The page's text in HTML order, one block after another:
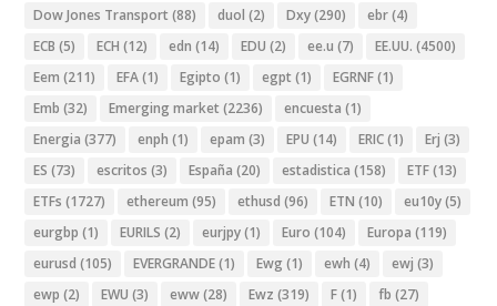
Dow Jones Transport (88) duol (2) Dxy(290) ebr(4)
ECB (5) ECH (12) edn (14) EDU (2) ee.u (7) EE.UU. (4500)
Eem (211) EFA(1) Egipto (1) egpt (1) EGRNF(1)
Emb (32) Emerging market (2236) encuesta (1)
Energia (377) enph (1) epam (3) EPU (14) ERIC(1) Erj (3)
ES (73) escritos (3) España (20) estadistica (158) ETF(13)
ETFs (1727) ethereum (95) ethusd (96) ETN (10) eu10y(5)
eurgbp (1) EURILS (2) eurjpy(1) Euro (104) Europa (119)
eurusd (105) EVERGRANDE(1) Ewg (1) ewh (4) ewj (3)
ewp (2) EWU (3) eww(28) Ewz (319) F(1) fb (27)